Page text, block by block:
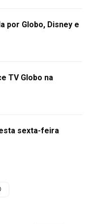
por Globo, Disney e
TV Globo na
sexta-feira